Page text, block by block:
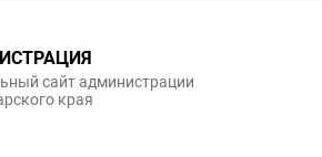
сайт администрации
края